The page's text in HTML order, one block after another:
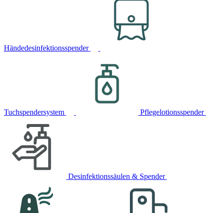
Händedesinfektionsspender
Tuchspendersystem Pflegelotionsspender
Desinfektionssäulen & Spender